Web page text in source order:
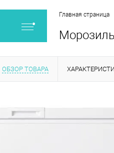
Главная страница
ОБЗОР ТОВАРА